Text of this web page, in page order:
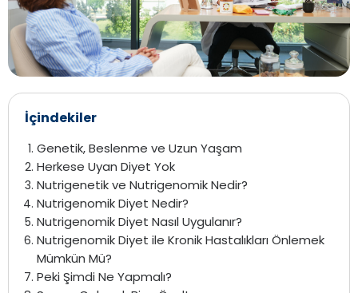
İçindekiler
Genetik, Beslenme ve Uzun Yaşam
Herkese Uyan Diyet Yok
Nutrigenetik ve Nutrigenomik Nedir?
Nutrigenomik Diyet Nedir?
Nutrigenomik Diyet Nasıl Uygulanır?
Nutrigenomik Diyet ile Kronik Hastalıkları Önlemek
Mümkün Mü?
Peki Şimdi Ne Yapmalı?